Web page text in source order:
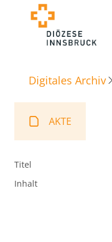
Digitales Archiv
AKTE
Titel
Inhalt